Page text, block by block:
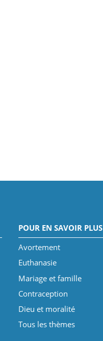
POUR EN SAVOIR PLUS
Avortement
Euthanasie
Mariage et famille
Contraception
Dieu et moralité
Tous les thèmes